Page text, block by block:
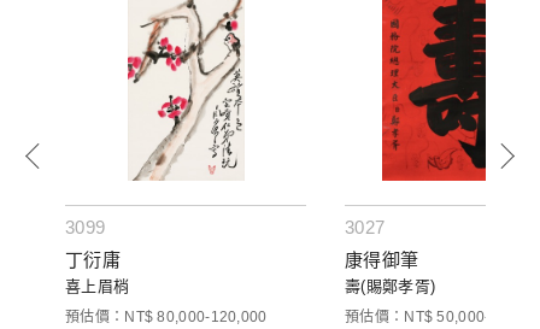
3099
丁衍庸
喜上眉梢
預估價：NT$ 80,000-120,000
3027
康得御筆
壽(賜鄭孝胥)
預估價：NT$ 50,000-